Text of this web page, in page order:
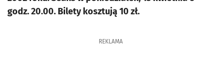
godz. 20.00. Bilety kosztują 10 zł.
REKLAMA